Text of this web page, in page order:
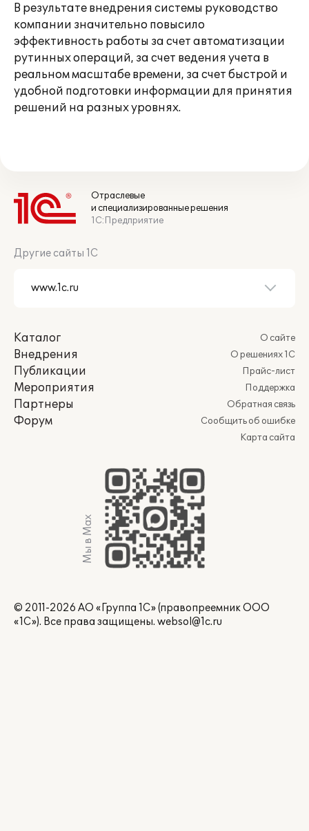
В результате внедрения системы руководство
компании значительно повысило
эффективность работы за счет автоматизации
рутинных операций, за счет ведения учета в
реальном масштабе времени, за счет быстрой и
удобной подготовки информации для принятия
решений на разных уровнях.
Отраслевые
и специализированные решения
1С:Предприятие
Другие сайты 1С
Каталог
Внедрения
Публикации
Мероприятия
Партнеры
Форум
О сайте
О решениях 1С
Прайс-лист
Поддержка
Обратная связь
Сообщить об ошибке
Карта сайта
Мы в Max
© 2011-2026 АО «Группа 1С» (правопреемник ООО
«1С»). Все права защищены. websol@1c.ru